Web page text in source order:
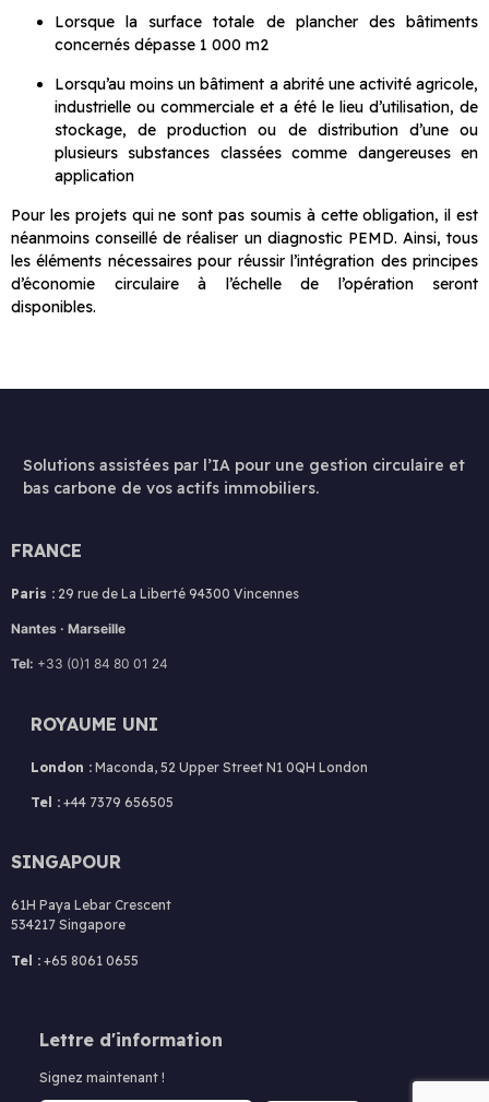
Lorsque la surface totale de plancher des bâtiments
concernés dépasse 1 000 m2
Lorsqu’au moins un bâtiment a abrité une activité agricole,
industrielle ou commerciale et a été le lieu d’utilisation, de
stockage, de production ou de distribution d’une ou
plusieurs substances classées comme dangereuses en
application
Pour les projets qui ne sont pas soumis à cette obligation, il est
néanmoins conseillé de réaliser un diagnostic PEMD. Ainsi, tous
les éléments nécessaires pour réussir l’intégration des principes
d’économie circulaire à l’échelle de l’opération seront
disponibles.
Solutions assistées par l’IA pour une gestion circulaire et
bas carbone de vos actifs immobiliers.
FRANCE
Paris : 29 rue de La Liberté 94300 Vincennes
Nantes · Marseille
Tel: +33 (0)1 84 80 01 24
ROYAUME UNI
London : Maconda, 52 Upper Street N1 0QH London
Tel : +44 7379 656505
SINGAPOUR
61H Paya Lebar Crescent
534217 Singapore
Tel : +65 8061 0655
Lettre d'information
Signez maintenant !